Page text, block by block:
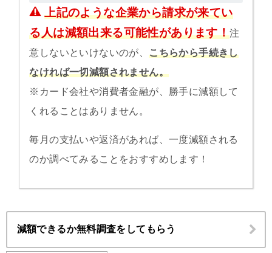
上記のような企業から請求が来てい
る人は減額出来る可能性があります！注
意しないといけないのが、こちらから手続きし
なければ一切減額されません。
※カード会社や消費者金融が、勝手に減額して
くれることはありません。
毎月の支払いや返済があれば、一度減額される
のか調べてみることをおすすめします！
減額できるか無料調査をしてもらう